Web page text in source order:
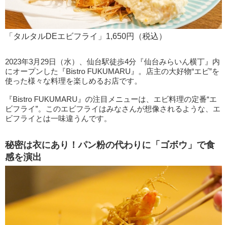
「タルタルDEエビフライ」1,650円（税込）
2023年3月29日（水）、仙台駅徒歩4分『仙台みらいん横丁』内
にオープンした『Bistro FUKUMARU』。店主の大好物“エビ”を
使った様々な料理を楽しめるお店です。
『Bistro FUKUMARU』の注目メニューは、エビ料理の定番“エ
ビフライ”。このエビフライはみなさんが想像されるような、エ
ビフライとは一味違うんです。
秘密は衣にあり！パン粉の代わりに「ゴボウ」で食
感を演出